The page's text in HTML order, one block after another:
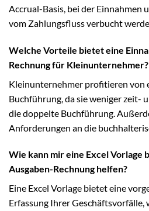
Accrual-Basis, bei der Einnahmen
vom Zahlungsfluss verbucht
Welche Vorteile bietet eine
Rechnung für Kleinunternehmer?
Kleinunternehmer profitieren von
Buchführung, da sie weniger zeit-
die doppelte Buchführung.
Anforderungen an die
Wie kann mir eine Excel Vorlage
Ausgaben-Rechnung helfen?
Eine Excel Vorlage bietet eine
Erfassung Ihrer Geschäftsvorfälle,